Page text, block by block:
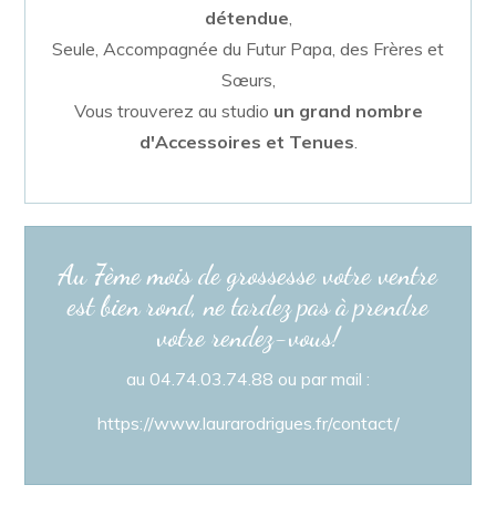
détendue
Seule, Accompagnée du Futur Papa, des Frères et
Sœurs,
Vous trouverez au studio un grand nombre
d'Accessoires et Tenues
Au 7ème mois de grossesse votre ventre
est bien rond, ne tardez pas à prendre
votre rendez-vous!
au 04.74.03.74.88 ou par mail :
https://www.laurarodrigues.fr/contact/